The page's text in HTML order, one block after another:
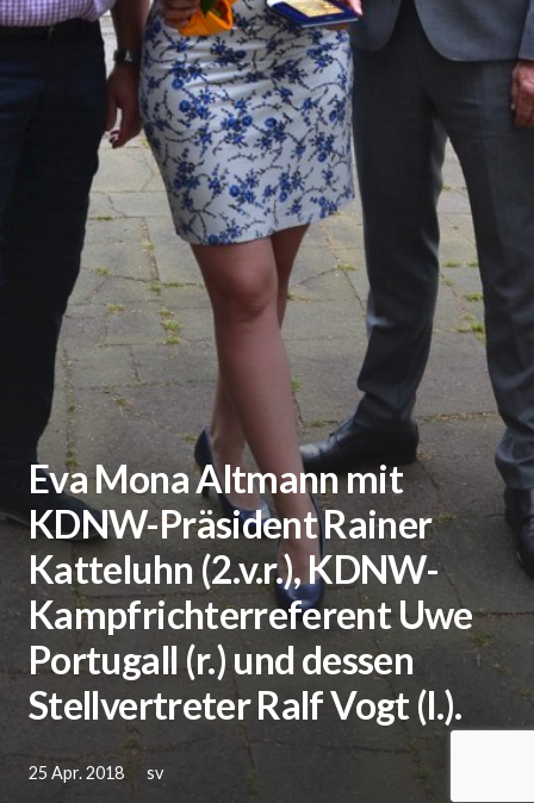
Eva Mona Altmann mit
KDNW-Präsident Rainer
Katteluhn (2.v.r.), KDNW-
Kampfrichterreferent Uwe
Portugall (r.) und dessen
Stellvertreter Ralf Vogt (l.).
25 Apr. 2018 sv